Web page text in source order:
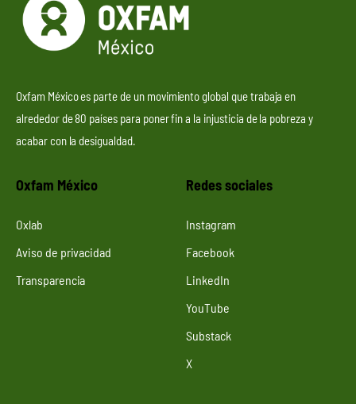
Oxfam México es parte de un movimiento global que trabaja en
alrededor de 80 países para poner fin a la injusticia de la pobreza y
acabar con la desigualdad.
Oxfam México
Oxlab
Aviso de privacidad
Transparencia
Redes sociales
Instagram
Facebook
LinkedIn
YouTube
Substack
X